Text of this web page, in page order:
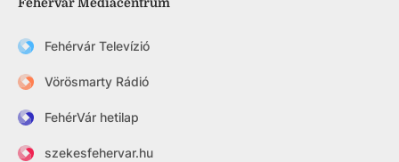
Fehérvár Televízió
Vörösmarty Rádió
FehérVár hetilap
szekesfehervar.hu